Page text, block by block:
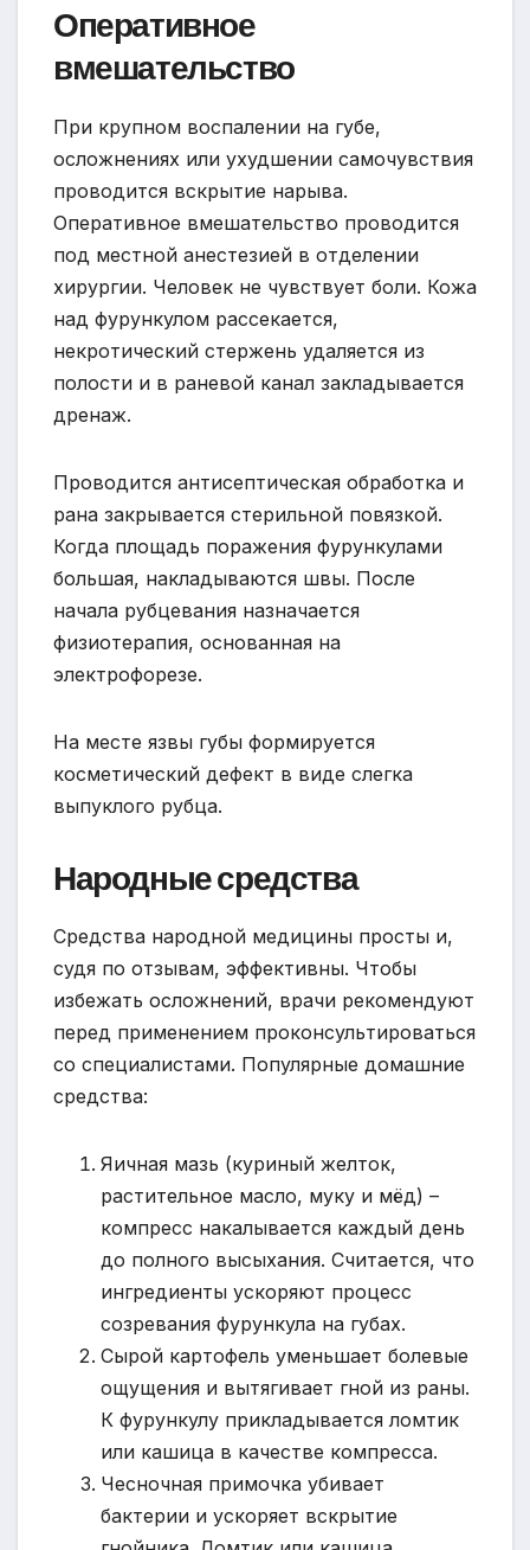
Оперативное
вмешательство
При крупном воспалении на губе,
осложнениях или ухудшении самочувствия
проводится вскрытие нарыва.
Оперативное вмешательство проводится
под местной анестезией в отделении
хирургии. Человек не чувствует боли. Кожа
над фурункулом рассекается,
некротический стержень удаляется из
полости и в раневой канал закладывается
дренаж.
Проводится антисептическая обработка и
рана закрывается стерильной повязкой.
Когда площадь поражения фурункулами
большая, накладываются швы. После
начала рубцевания назначается
физиотерапия, основанная на
электрофорезе.
На месте язвы губы формируется
косметический дефект в виде слегка
выпуклого рубца.
Народные средства
Средства народной медицины просты и,
судя по отзывам, эффективны. Чтобы
избежать осложнений, врачи рекомендуют
перед применением проконсультироваться
со специалистами. Популярные домашние
средства:
Яичная мазь (куриный желток,
растительное масло, муку и мёд) –
компресс накалывается каждый день
до полного высыхания. Считается, что
ингредиенты ускоряют процесс
созревания фурункула на губах.
Сырой картофель уменьшает болевые
ощущения и вытягивает гной из раны.
К фурункулу прикладывается ломтик
или кашица в качестве компресса.
Чесночная примочка убивает
бактерии и ускоряет вскрытие